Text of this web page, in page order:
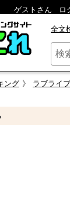
ゲストさん ロ
全文
ング ラブライブ！ 人